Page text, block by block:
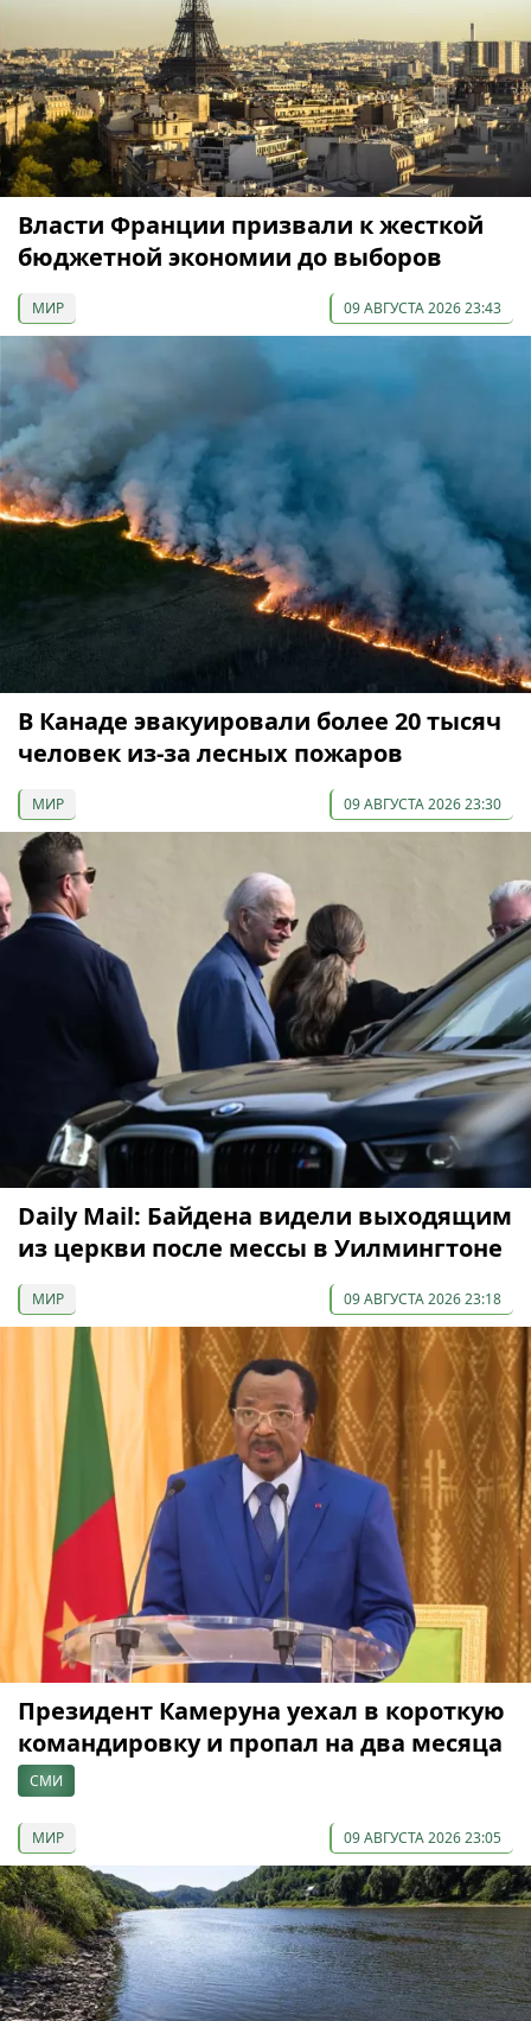
Власти Франции призвали к жесткой
бюджетной экономии до выборов
МИР 09 АВГУСТА 2026 23:43
В Канаде эвакуировали более 20 тысяч
человек из-за лесных пожаров
МИР 09 АВГУСТА 2026 23:30
Daily Mail: Байдена видели выходящим
из церкви после мессы в Уилмингтоне
МИР 09 АВГУСТА 2026 23:18
Президент Камеруна уехал в короткую
командировку и пропал на два месяца
СМИ
МИР 09 АВГУСТА 2026 23:05